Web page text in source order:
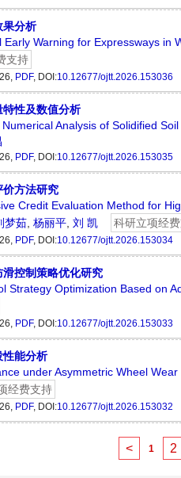
果分析
Early Warning for Expressways in
支持
PDF, DOI:10.12677/ojtt.2026.153036
特性及数值分析
Analysis of Solidified
PDF, DOI:10.12677/ojtt.2026.153035
价方法研究
Credit Evaluation Method for
梦茹 杨丽平 刘 凯 科研立项经
PDF, DOI:10.12677/ojtt.2026.153034
控制策略优化研究
Strategy Optimization Based on
PDF, DOI:10.12677/ojtt.2026.153033
性能分析
under Asymmetric Wheel Wear
经费支持
PDF, DOI:10.12677/ojtt.2026.153032
< 1 2